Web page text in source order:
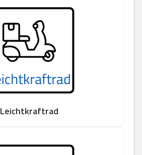
Leichtkraftrad